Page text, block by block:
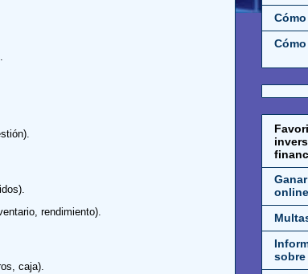
rendimiento).
caja).
online